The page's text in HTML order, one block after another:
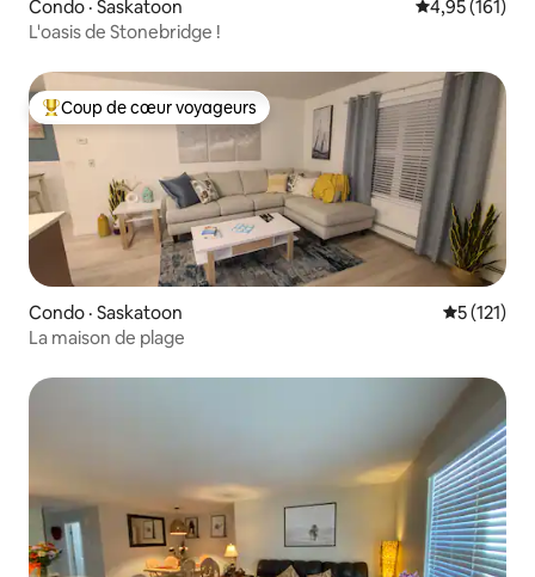
Condo · Saskatoon Note
4,95 (161)
L'oasis de Stonebridge !
Coup de cœur voyageurs parmi les plus aimés
Coup de cœur voyageurs
Condo · Saskatoon Note
5 (121)
La maison de plage